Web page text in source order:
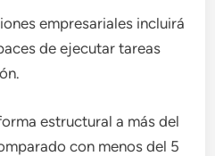
empresariales incluirá
de ejecutar tareas
estructural a más del
con menos del 5